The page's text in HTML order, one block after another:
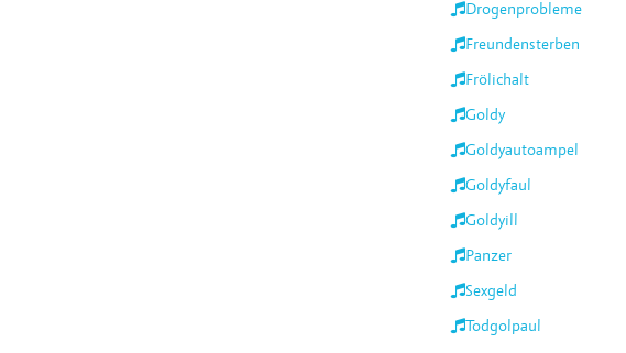
Drogenprobleme
Freundensterben
Frölichalt
Goldy
Goldyautoampel
Goldyfaul
Goldyill
Panzer
Sexgeld
Todgolpaul